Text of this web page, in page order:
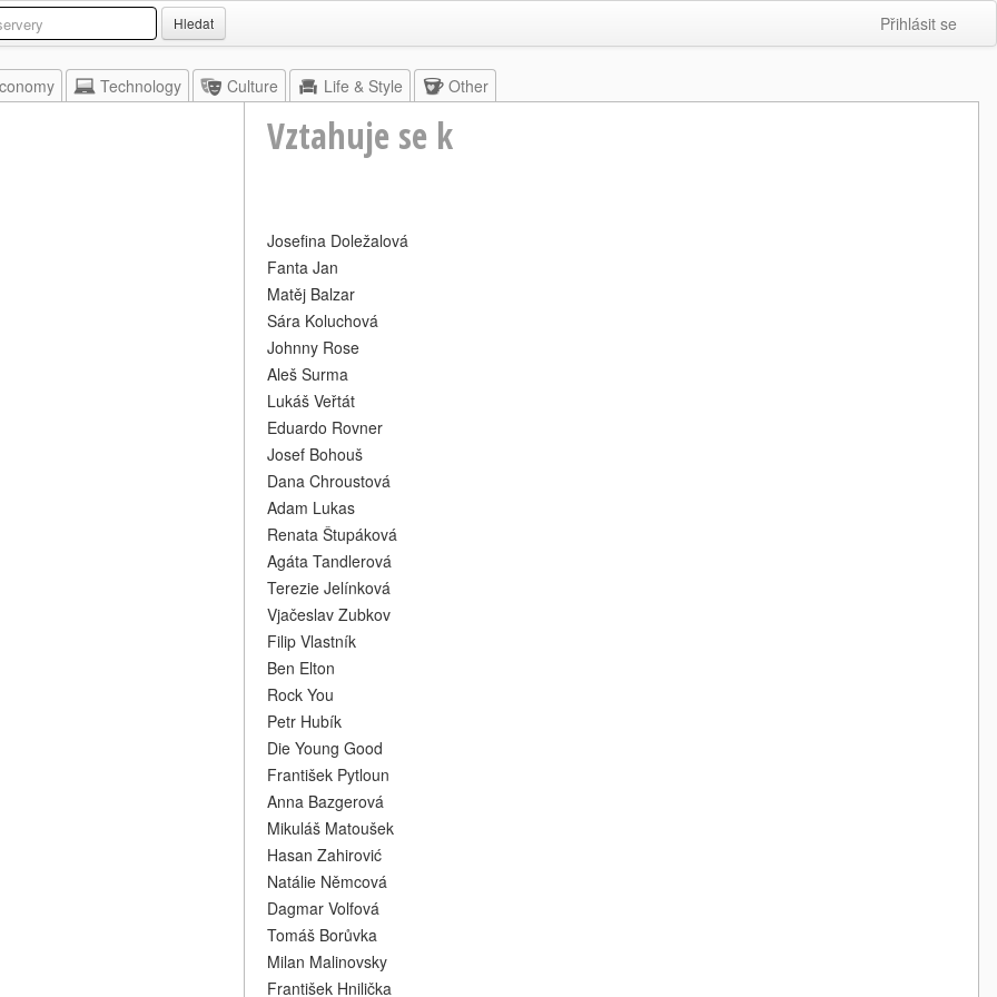
Hledat Přihlásit se
Technology Culture Life & Style Other
Vztahuje se k
Josefina Doležalová
Fanta Jan
Matěj Balzar
Sára Koluchová
Johnny Rose
Aleš Surma
Lukáš Veřtát
Eduardo Rovner
Josef Bohouš
Dana Chroustová
Adam Lukas
Renata Štupáková
Agáta Tandlerová
Terezie Jelínková
Vjačeslav Zubkov
Filip Vlastník
Ben Elton
Rock You
Petr Hubík
Die Young Good
František Pytloun
Anna Bazgerová
Mikuláš Matoušek
Hasan Zahirović
Natálie Němcová
Dagmar Volfová
Tomáš Borůvka
Milan Malinovsky
František Hnilička